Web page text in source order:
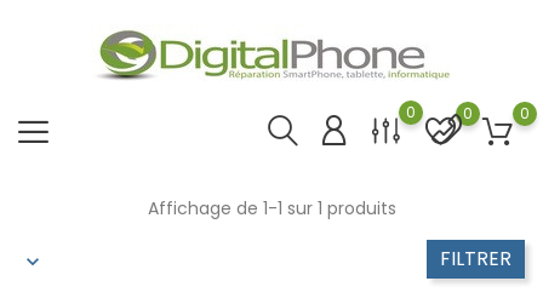
0
0
0
FILTRER
Affichage de 1-1 sur 1 produits